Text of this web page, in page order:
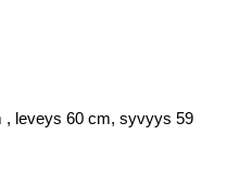
, leveys 60 cm, syvyys 59